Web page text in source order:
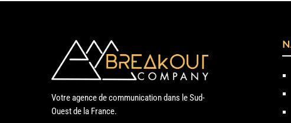
Votre agence de communication dans le Sud-
Ouest de la France.